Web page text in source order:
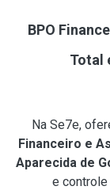
BPO
Total
Na Se7e,
Financeiro e
Aparecida de
e